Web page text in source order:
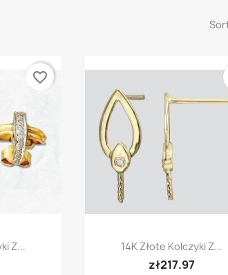
Z...
favorite_border
Quick view
14K Złote Kolczyki Z...
zł217.97